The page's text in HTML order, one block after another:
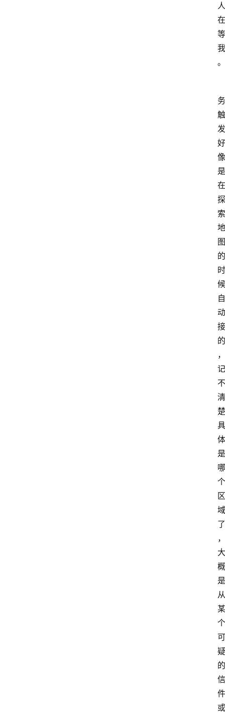
人
在
等
我
。
务
触
发
好
像
是
在
探
索
地
图
的
时
候
自
动
接
的
，
记
不
清
楚
具
体
是
哪
个
区
域
了
，
大
概
是
从
某
个
可
疑
的
信
件
或